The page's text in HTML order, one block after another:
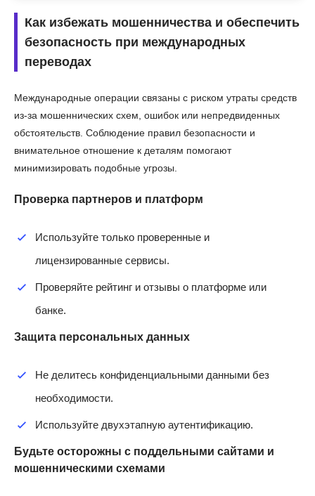
Как избежать мошенничества и обеспечить
безопасность при международных
переводах
Международные операции связаны с риском утраты средств
из-за мошеннических схем, ошибок или непредвиденных
обстоятельств. Соблюдение правил безопасности и
внимательное отношение к деталям помогают
минимизировать подобные угрозы.
Проверка партнеров и платформ
Используйте только проверенные и
лицензированные сервисы.
Проверяйте рейтинг и отзывы о платформе или
банке.
Защита персональных данных
Не делитесь конфиденциальными данными без
необходимости.
Используйте двухэтапную аутентификацию.
Будьте осторожны с поддельными сайтами и
мошенническими схемами